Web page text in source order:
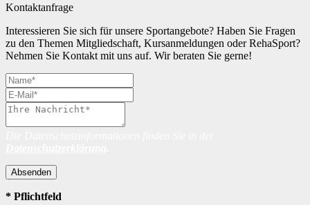
Kontaktanfrage
Interessieren Sie sich für unsere Sportangebote? Haben Sie Fragen
zu den Themen Mitgliedschaft, Kursanmeldungen oder RehaSport?
Nehmen Sie Kontakt mit uns auf. Wir beraten Sie gerne!
Absenden
* Pflichtfeld